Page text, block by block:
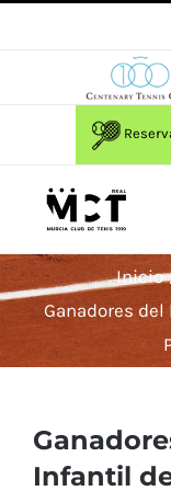
Inicio
Ganadores
Infantil